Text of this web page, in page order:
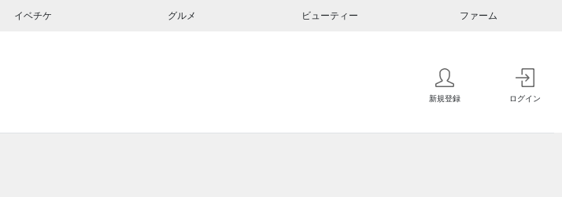
イベチケ グルメ ビューティー ファーム
新規登録 ログイン